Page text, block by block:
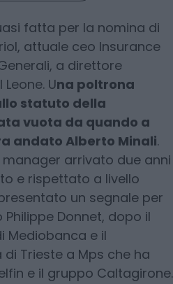
fatta per la nomina di
attuale ceo Insurance
a direttore
Una poltrona
statuto della
vuota da quando a
andato Alberto Minali.
manager arrivato due anni
e rispettato a livello
un segnale per
Donnet, dopo il
Mediobanca e il
Trieste a Mps che ha
e il gruppo Caltagirone.